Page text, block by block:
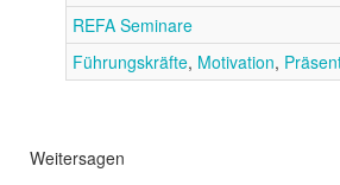
REFA Seminare
Führungskräfte, Motivation,
Weitersagen